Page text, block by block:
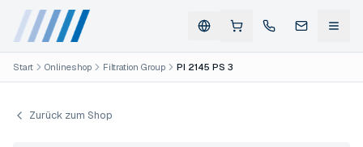
Start Onlineshop Filtration Group PI 2145 PS 3
Zurück zum Shop